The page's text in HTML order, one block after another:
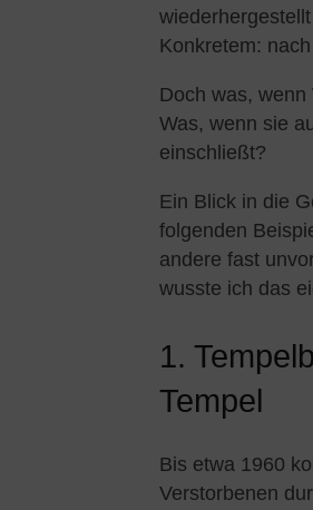
Konkretem:
Doch was,
Was, wenn sie
einschließt?
Ein Blick in die
folgenden
andere fast
wusste ich das
1.
Tempel
Bis etwa 1960
Verstorbenen